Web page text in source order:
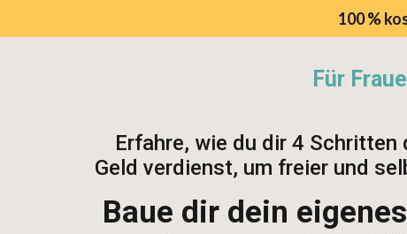
100 %
Für
Erfahre, wie du dir 4
Geld verdienst, um freier und
Baue dir dein